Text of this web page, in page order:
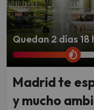
Quedan 2 días 18
Madrid te
y mucho